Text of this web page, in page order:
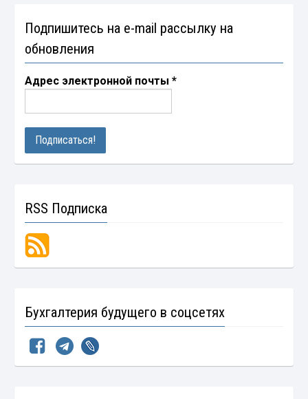
Подпишитесь на e-mail рассылку на
обновления
Адрес электронной почты*
RSS Подписка
Бухгалтерия будущего в соцсетях